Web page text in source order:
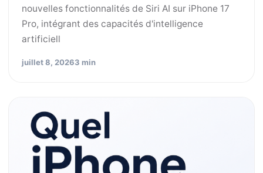
nouvelles fonctionnalités de Siri AI sur iPhone 17
Pro, intégrant des capacités d'intelligence
artificiell
juillet 8, 20263 min